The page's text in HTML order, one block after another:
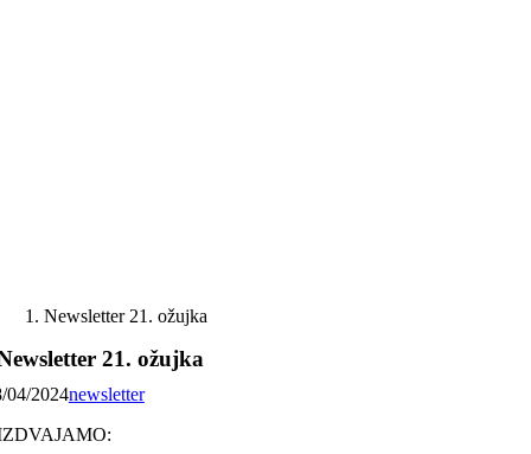
Newsletter 21. ožujka
21. ožujka
04/2024newsletter